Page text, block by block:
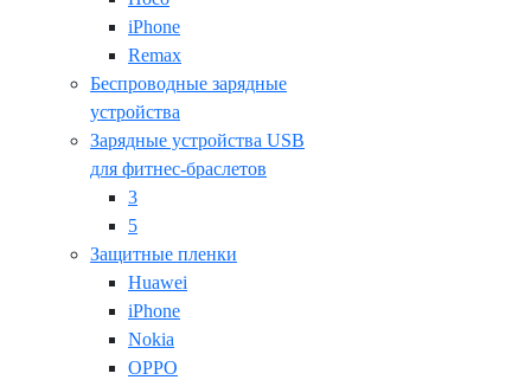
iPhone
Remax
Беспроводные зарядные
устройства
Зарядные устройства USB
для фитнес-браслетов
3
5
Защитные пленки
Huawei
iPhone
Nokia
OPPO